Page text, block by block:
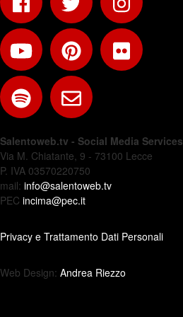
Salentoweb.tv - Social Media Services
Via M. Chiatante, 9 - 73100 Lecce
P. IVA 03570220750
mail: info@salentoweb.tv
PEC incima@pec.it
Privacy e Trattamento Dati Personali
Web Design: Andrea Riezzo